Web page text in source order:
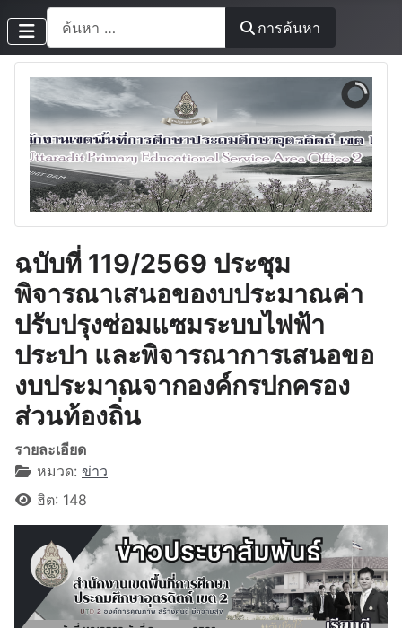
การค้นหา
การค้นหา
ฉบับที่ 119/2569 ประชุม
พิจารณาเสนอของบประมาณค่า
ปรับปรุงซ่อมแซมระบบไฟฟ้า
ประปา และพิจารณาการเสนอขอ
งบประมาณจากองค์กรปกครอง
ส่วนท้องถิ่น
รายละเอียด
หมวด: ข่าว
ฮิต: 148